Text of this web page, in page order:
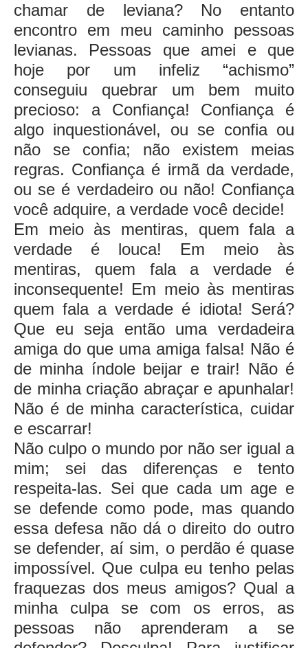
chamar de leviana? No entanto
encontro em meu caminho pessoas
levianas. Pessoas que amei e que
hoje por um infeliz “achismo”
conseguiu quebrar um bem muito
precioso: a Confiança! Confiança é
algo inquestionável, ou se confia ou
não se confia; não existem meias
regras. Confiança é irmã da verdade,
ou se é verdadeiro ou não! Confiança
você adquire, a verdade você decide!
Em meio às mentiras, quem fala a
verdade é louca! Em meio às
mentiras, quem fala a verdade é
inconsequente! Em meio às mentiras
quem fala a verdade é idiota! Será?
Que eu seja então uma verdadeira
amiga do que uma amiga falsa! Não é
de minha índole beijar e trair! Não é
de minha criação abraçar e apunhalar!
Não é de minha característica, cuidar
e escarrar!
Não culpo o mundo por não ser igual a
mim; sei das diferenças e tento
respeita-las. Sei que cada um age e
se defende como pode, mas quando
essa defesa não dá o direito do outro
se defender, aí sim, o perdão é quase
impossível. Que culpa eu tenho pelas
fraquezas dos meus amigos? Qual a
minha culpa se com os erros, as
pessoas não aprenderam a se